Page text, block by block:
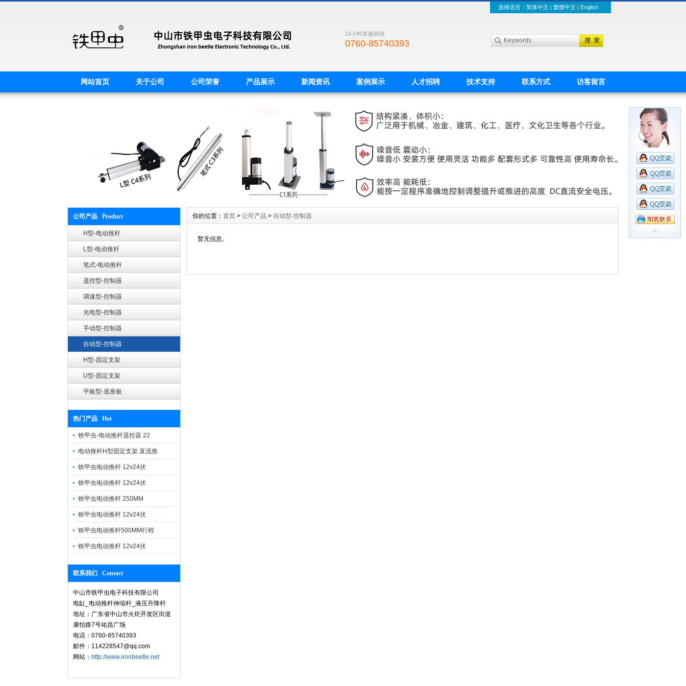
选择语言： 简体中文| 繁體中文| English
24小时客服热线
0760-85740393
网站首页 关于公司 公司荣誉 产品展示 新闻资讯 案例展示 人才招聘 技术支持 联系方式 访客留言
公司产品 Product
H型-电动推杆
L型-电动推杆
笔式-电动推杆
遥控型-控制器
调速型-控制器
光电型-控制器
手动型-控制器
自动型-控制器
H型-固定支架
U型-固定支架
平板型-底座板
热门产品 Hot
铁甲虫-电动推杆遥控器 22
电动推杆H型固定支架 直流推
铁甲虫电动推杆 12v24伏
铁甲虫电动推杆 12v24伏
铁甲虫电动推杆 250MM
铁甲虫电动推杆 12v24伏
铁甲虫电动推杆500MM行程
铁甲虫电动推杆 12v24伏
联系我们 Contact
中山市铁甲虫电子科技有限公司
电缸_电动推杆伸缩杆_液压升降杆
地址：广东省中山市火炬开发区街道
康怡路7号祐昌广场
电话：0760-85740393
邮件：114228547@qq.com
网站： http://www.ironbeetle.net
你的位置： 首页 > 公司产品 > 自动型-控制器
暂无信息。